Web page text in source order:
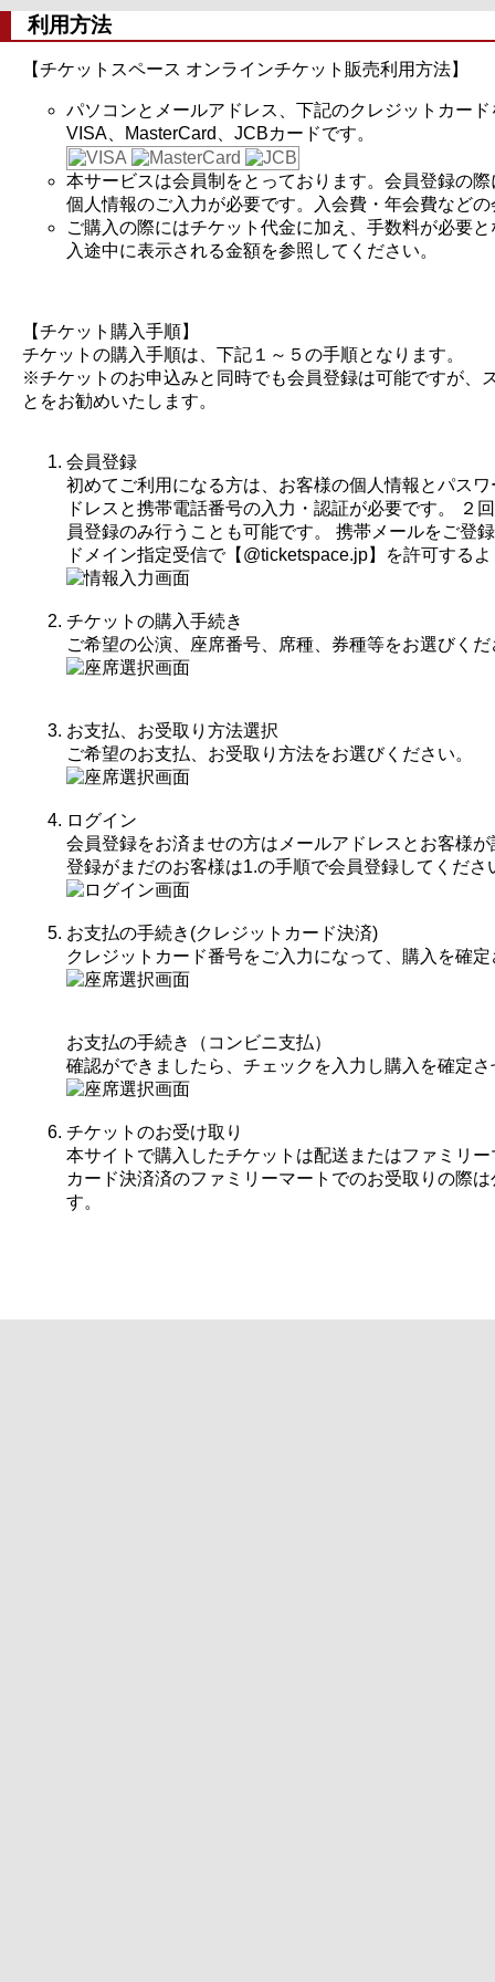
利用方法
【チケットスペース オンラインチケット販売利用方法】
パソコンとメールアドレス、下記のクレジットカー
VISA、MasterCard、JCBカードです。
本サービスは会員制をとっております。会員登録の
個人情報のご入力が必要です。入会費・年会費など
ご購入の際にはチケット代金に加え、手数料が必要
入途中に表示される金額を参照してください。
【チケット購入手順】
チケットの購入手順は、下記１～５の手順となります。
※チケットのお申込みと同時でも会員登録は可能ですが、
とをお勧めいたします。
会員登録
初めてご利用になる方は、お客様の個人情報とパス
ドレスと携帯電話番号の入力・認証が必要です。 ２
員登録のみ行うことも可能です。 携帯メールをご登
ドメイン指定受信で【@ticketspace.jp】を許可する
チケットの購入手続き
ご希望の公演、座席番号、席種、券種等をお選びくだ
お支払、お受取り方法選択
ご希望のお支払、お受取り方法をお選びください。
ログイン
会員登録をお済ませの方はメールアドレスとお客様
登録がまだのお客様は1.の手順で会員登録してくださ
お支払の手続き(クレジットカード決済)
クレジットカード番号をご入力になって、購入を確
お支払の手続き（コンビニ支払）
確認ができましたら、チェックを入力し購入を確定
チケットのお受け取り
本サイトで購入したチケットは配送またはファミリ
カード決済済のファミリーマートでのお受取りの際
す。